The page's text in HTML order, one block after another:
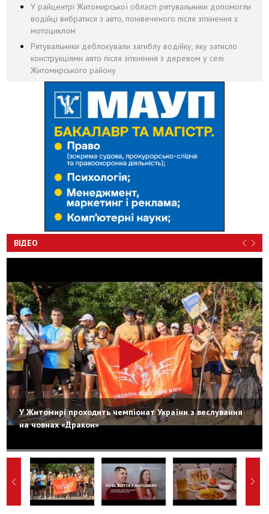
У райцентрі Житомирської області рятувальники допомогли
водійці вибратися з авто, понівеченого після зіткнення з
мотоциклом
Рятувальники деблокували загиблу водійку, яку затисло
конструкціями авто після зіткнення з деревом у селі
Житомирського району
ВІДЕО
У Житомирі проходить чемпіонат України з веслування
на човнах «Дракон»